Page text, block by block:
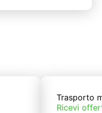
Trasporto
Ricevi